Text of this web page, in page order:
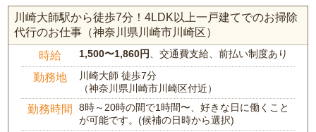
川崎大師駅から徒歩7分！4LDK以上一戸建てでのお掃除
代行のお仕事（神奈川県川崎市川崎区）
時給 1,500〜1,860円 、交通費支給、前払い制度あり
勤務地
川崎大師 徒歩7分
（神奈川県川崎市川崎区付近）
勤務時間
8時～20時の間で1時間〜、好きな日に働くこと
が可能です。(候補の日時から選択)